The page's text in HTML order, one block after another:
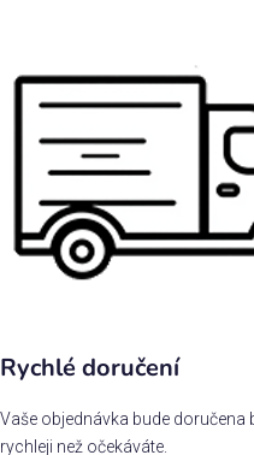
Rychlé doručení
Vaše objednávka bude
rychleji než očekáváte.